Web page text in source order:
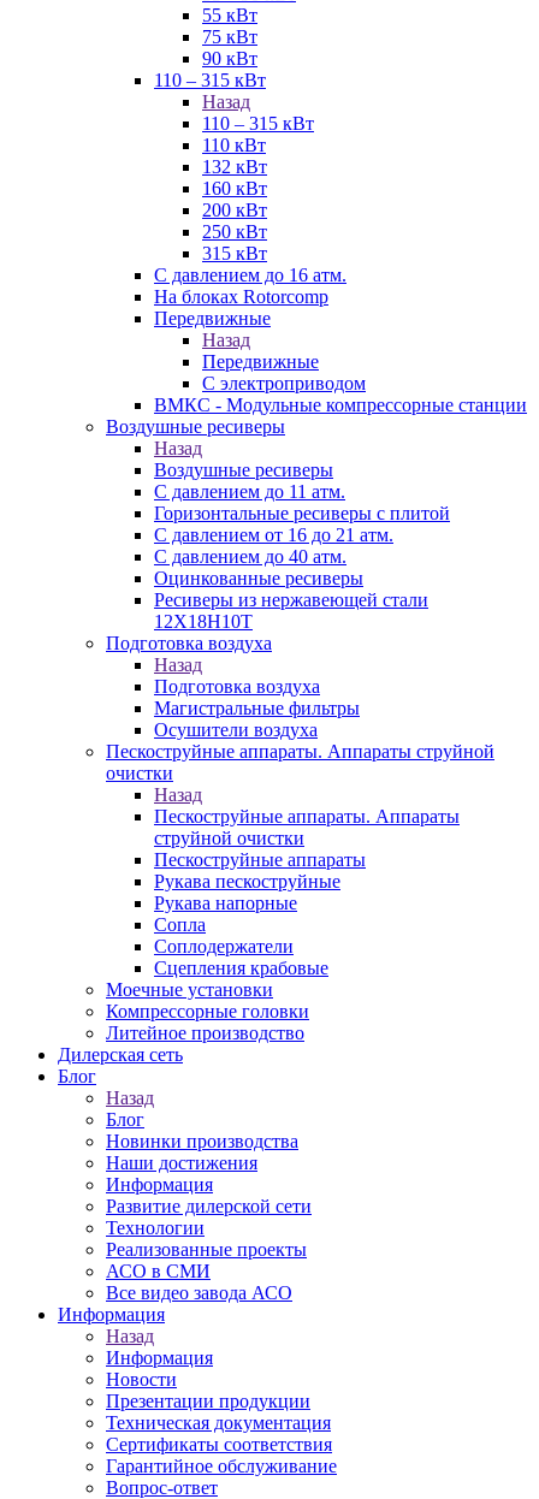
55 кВт
75 кВт
90 кВт
110 – 315 кВт
Назад
110 – 315 кВт
110 кВт
132 кВт
160 кВт
200 кВт
250 кВт
315 кВт
С давлением до 16 атм.
На блоках Rotorcomp
Передвижные
Назад
Передвижные
С электроприводом
ВМКС - Модульные компрессорные станции
Воздушные ресиверы
Назад
Воздушные ресиверы
С давлением до 11 атм.
Горизонтальные ресиверы с плитой
С давлением от 16 до 21 атм.
С давлением до 40 атм.
Оцинкованные ресиверы
Ресиверы из нержавеющей стали
12Х18Н10Т
Подготовка воздуха
Назад
Подготовка воздуха
Магистральные фильтры
Осушители воздуха
Пескоструйные аппараты. Аппараты струйной
очистки
Назад
Пескоструйные аппараты. Аппараты
струйной очистки
Пескоструйные аппараты
Рукава пескоструйные
Рукава напорные
Сопла
Соплодержатели
Сцепления крабовые
Моечные установки
Компрессорные головки
Литейное производство
Дилерская сеть
Блог
Назад
Блог
Новинки производства
Наши достижения
Информация
Развитие дилерской сети
Технологии
Реализованные проекты
АСО в СМИ
Все видео завода АСО
Информация
Назад
Информация
Новости
Презентации продукции
Техническая документация
Сертификаты соответствия
Гарантийное обслуживание
Вопрос-ответ